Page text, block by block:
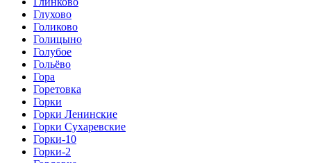
Глухово
Голиково
Голицыно
Голубое
Гольёво
Гора
Горетовка
Горки
Горки Ленинские
Горки Сухаревские
Горки-10
Горки-2